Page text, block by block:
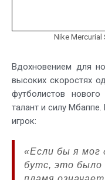
Nike Mercurial
Вдохновением для
высоких скоростях
футболистов
талант и силу
игрок:
«Если бы я мог
бутс, это